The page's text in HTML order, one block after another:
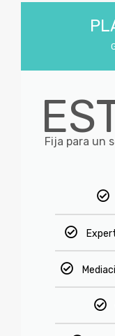
Fija para un